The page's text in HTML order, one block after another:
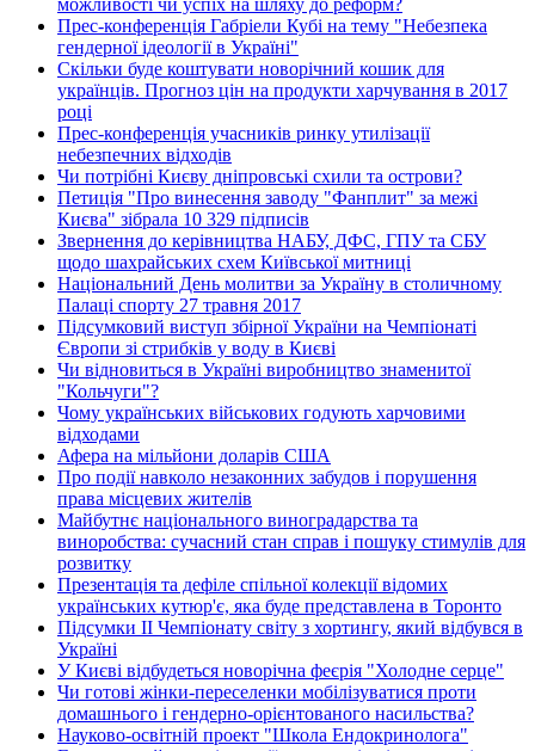
Прес-конференція Габріели Кубі на тему "Небезпека
гендерної ідеології в Україні"
Скільки буде коштувати новорічний кошик для
українців. Прогноз цін на продукти харчування в 2017
році
Прес-конференція учасників ринку утилізації
небезпечних відходів
Чи потрібні Києву дніпровські схили та острови?
Петиція "Про винесення заводу "Фанплит" за межі
Києва" зібрала 10 329 підписів
Звернення до керівництва НАБУ, ДФС, ГПУ та СБУ
щодо шахрайських схем Київської митниці
Національний День молитви за Україну в столичному
Палаці спорту 27 травня 2017
Підсумковий виступ збірної України на Чемпіонаті
Європи зі стрибків у воду в Києві
Чи відновиться в Україні виробництво знаменитої
"Кольчуги"?
Чому українських військових годують харчовими
відходами
Афера на мільйони доларів США
Про події навколо незаконних забудов і порушення
права місцевих жителів
Майбутнє національного виноградарства та
виноробства: сучасний стан справ і пошуку стимулів для
розвитку
Презентація та дефіле спільної колекції відомих
українських кутюр'є, яка буде представлена в Торонто
Підсумки ІІ Чемпіонату світу з хортингу, який відбувся в
Україні
У Києві відбудеться новорічна феєрія "Холодне серце"
Чи готові жінки-переселенки мобілізуватися проти
домашнього і гендерно-орієнтованого насильства?
Науково-освітній проект "Школа Ендокринолога"